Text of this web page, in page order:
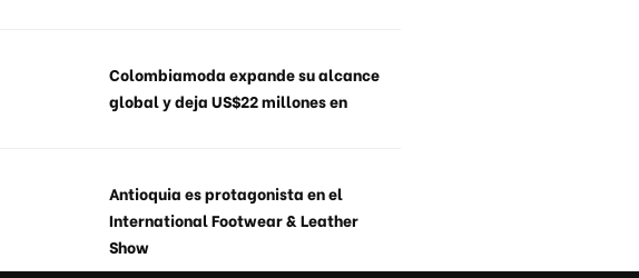
Colombiamoda expande su alcance
global y deja US$22 millones en
Antioquia es protagonista en el
International Footwear & Leather
Show